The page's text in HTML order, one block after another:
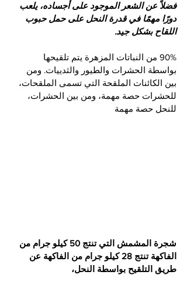
فضلاً عن الشعر الموجود على أجساده، يلعب
دورًا مهمًا في قدرة النحل على حمل حبوب
اللقاح بشكل جيد.
90% من النباتات المزهرة يتم تلقيحها
بواسطة الحشرات والطيور والثدييات. ومن
بين الكائنات الملقحة التي تسمى الملقحات،
للحشرات حصة مهمة، ومن بين الحشرات،
للنحل حصة مهمة
شجرة المشمش التي تنتج 50 كيلو جرام من
الفاكهة تنتج 28 كيلو جرام من الفاكهة عن
طريق التلقيح بواسطة النحل،